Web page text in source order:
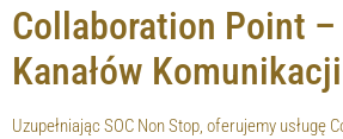
Collaboration Point –
Kanałów Komunikacji
Uzupełniając SOC Non Stop, oferujemy usługę